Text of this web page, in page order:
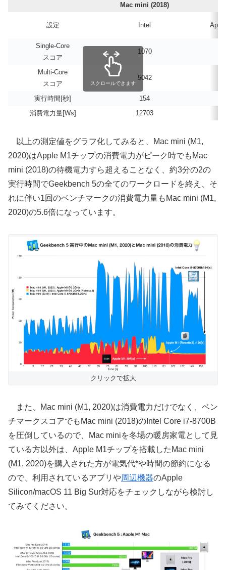
Mac mini (2018)
設定 Intel
Single-Core
スコア
1070
Multi-Core
スコア
5042
実行時間[秒] 154
消費電力量[Ws]
12703
スクロールできます
以上の測定値をグラフ化してみると、Mac mini (M1,
2020)はApple M1チップの消費電力がピーク時でもMac
mini (2018)の待機電力すら超えることなく、約3分の2の
実行時間でGeekbench 5の全てのワークロードを終え、そ
れに伴い1回のベンチマークの消費電力量もMac mini (M1,
2020)の5.6倍になっています。
クリックで拡大
また、Mac mini (M1, 2020)は消費電力だけでなく、ベン
チマークスコアでもMac mini (2018)のIntel Core i7-8700B
を圧倒しているので、Mac miniを冬場の暖房家電として見
ている方以外は、Apple M1チップを搭載したMac mini
(M1, 2020)を購入された方が電気代*や時間の節約になる
ので、利用されているアプリや周辺機器のApple
Silicon/macOS 11 Big Sur対応をチェックしながら検討し
てみてください。